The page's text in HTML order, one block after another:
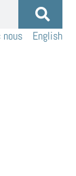
nous English